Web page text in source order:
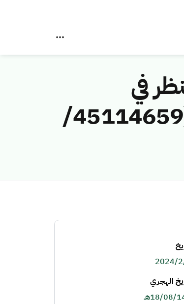
في
مخالفات نظام الاتصالات وتقنية المعلومات رقم (45114659/
2024/
الهجري
1445هـ